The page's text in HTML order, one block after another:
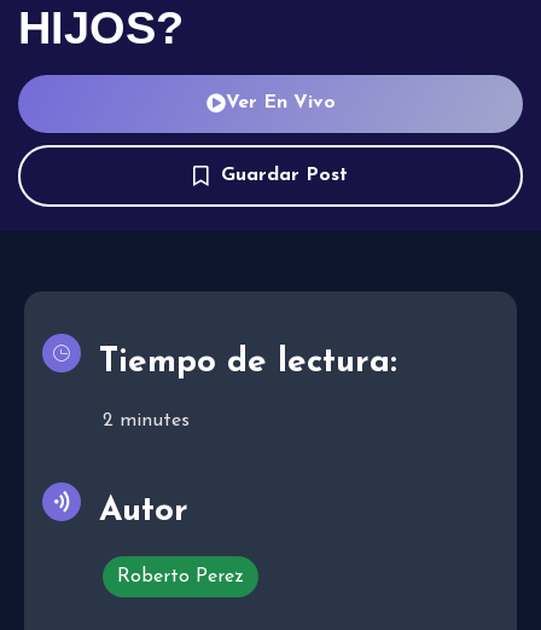
HIJOS?
Ver En Vivo
Guardar Post
Tiempo de lectura:
2 minutes
Autor
Roberto Perez